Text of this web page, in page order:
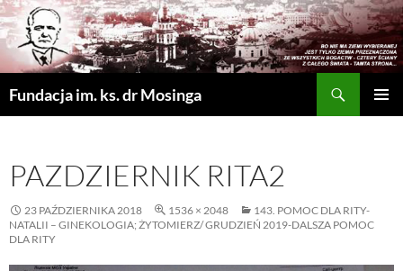
Fundacja im. ks. dr Mosinga
PAZDZIERNIK RITA2
23 PAŹDZIERNIKA 2018 1536 × 2048
143. POMOC DLA RITY-
NATALII – GINEKOLOGIA; ŻYTOMIERZ/ GRUDZIEŃ 2019-DALSZA POMOC
DLA RITY